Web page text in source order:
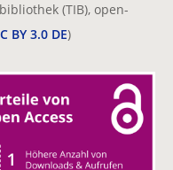
(TIB), open-
BY 3.0 DE)